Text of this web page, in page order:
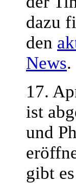
dazu
den
News.
17.
ist
und
gibt